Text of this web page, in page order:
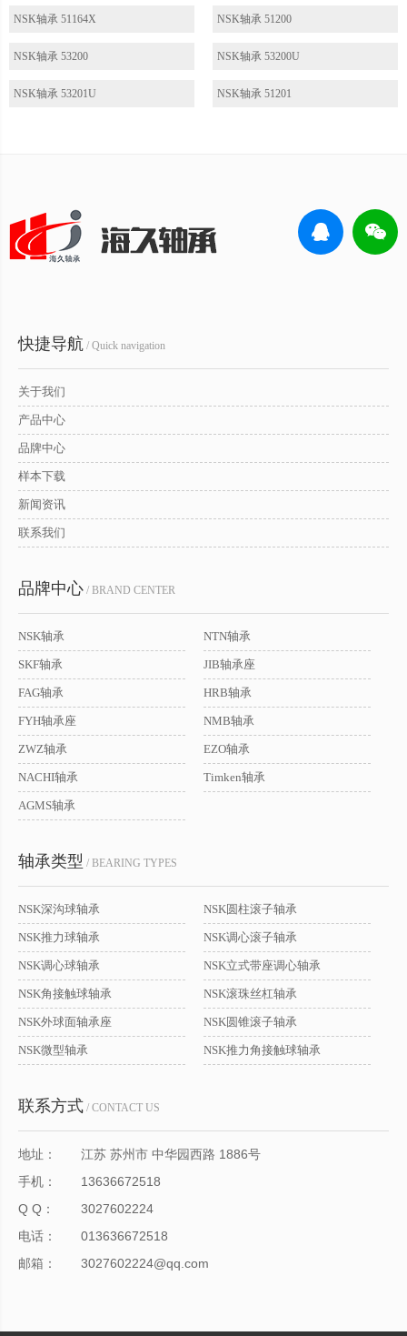
NSK轴承 51164X NSK轴承 51200
NSK轴承 53200 NSK轴承 53200U
NSK轴承 53201U NSK轴承 51201
快捷导航 / Quick navigation
关于我们
产品中心
品牌中心
样本下载
新闻资讯
联系我们
品牌中心 / BRAND CENTER
NSK轴承 NTN轴承
SKF轴承 JIB轴承座
FAG轴承 HRB轴承
FYH轴承座 NMB轴承
ZWZ轴承 EZO轴承
NACHI轴承 Timken轴承
AGMS轴承
轴承类型 / BEARING TYPES
NSK深沟球轴承 NSK圆柱滚子轴承
NSK推力球轴承 NSK调心滚子轴承
NSK调心球轴承 NSK立式带座调心轴承
NSK角接触球轴承 NSK滚珠丝杠轴承
NSK外球面轴承座 NSK圆锥滚子轴承
NSK微型轴承 NSK推力角接触球轴承
联系方式 / CONTACT US
地址：
江苏 苏州市 中华园西路 1886号
手机：
13636672518
Q Q：
3027602224
电话：
013636672518
邮箱：
3027602224@qq.com